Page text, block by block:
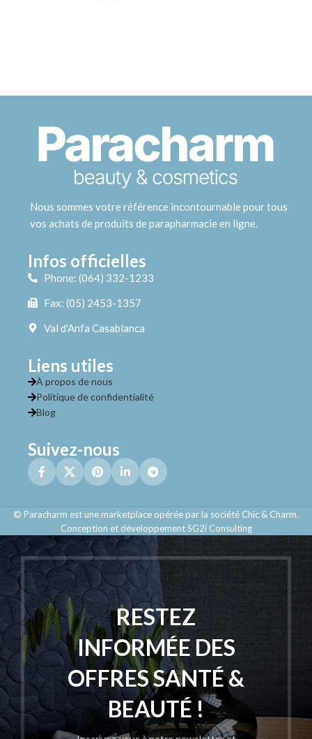
Nous sommes votre référence incontournable pour tous
vos achats de produits de parapharmacie en ligne.
Infos officielles
Phone: (064) 332-1233
Fax: (05) 2453-1357
Val d'Anfa Casablanca
Liens utiles
À propos de nous
Politique de confidentialité
Blog
Suivez-nous
© Paracharm est une marketplace opérée par la société Chic & Charm.
Conception et développement SG2i Consulting
RESTEZ
INFORMÉE DES
OFFRES SANTÉ &
BEAUTÉ !